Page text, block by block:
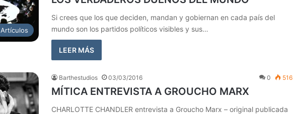
Artículos
Si crees que los que deciden, mandan y gobiernan en cada país del
mundo son los partidos políticos visibles y sus…
LEER MÁS
Barthestudios 03/03/2016 0 516
MÍTICA ENTREVISTA A GROUCHO MARX
CHARLOTTE CHANDLER entrevista a Groucho Marx – original publicada